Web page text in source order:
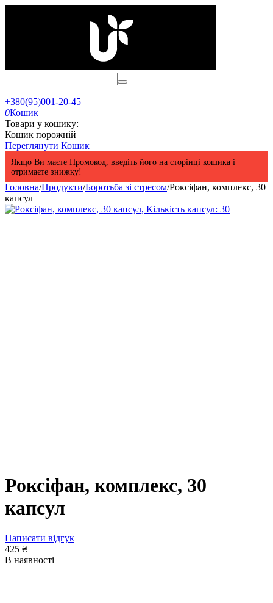
+380(95)001-20-45
0Кошик
Товари у кошику:
Кошик порожній
Переглянути Кошик
Якщо Ви маєте Промокод, введіть його на сторінці кошика і
отримаєте знижку!
Головна/Продукти/Боротьба зі стресом/Роксіфан, комплекс, 30
капсул
Роксіфан, комплекс, 30
капсул
Написати відгук
425 ₴
В наявності